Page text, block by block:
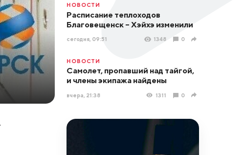
НОВОСТИ
Расписание теплоходов
Благовещенск – Хэйхэ изменили
сегодня, 09:51 1348 0
НОВОСТИ
Самолет, пропавший над тайгой,
и члены экипажа найдены
вчера, 21:38 1311 0